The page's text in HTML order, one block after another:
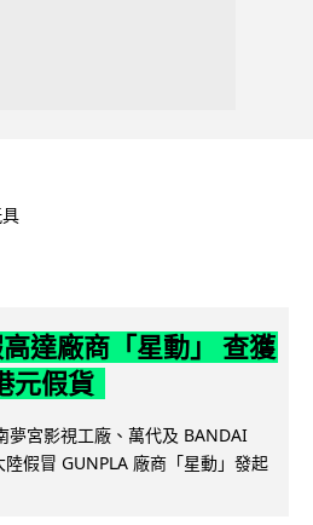
達廠商「星動」 查獲
元假貨
夢宮影視工廠、萬代及 BANDAI
假冒 GUNPLA 廠商「星動」發起